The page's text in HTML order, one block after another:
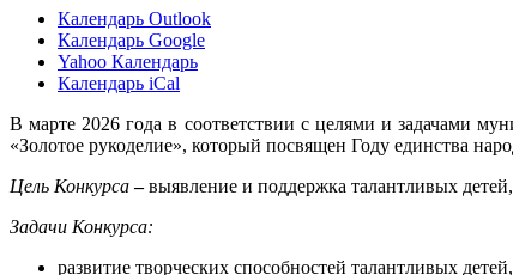
Календарь Outlook
Календарь Google
Yahoo Календарь
Календарь iCal
В марте 2026 года в соответствии с целями и задачами
«Золотое рукоделие», который посвящен Году единства
Цель Конкурса–выявление и поддержка талантливых
Задачи Конкурса:
развитие творческих способностей талантливых